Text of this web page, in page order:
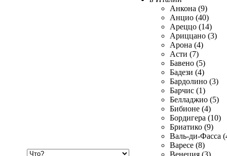
Анкона (9)
Анцио (40)
Ареццо (14)
Ариццано (3)
Арона (4)
Асти (7)
Бавено (5)
Бадези (4)
Бардолино (3)
Барчис (1)
Белладжио (5)
Бибионе (4)
Бордигера (10)
Бриатико (9)
Валь-ди-Фасса
Варесе (8)
Венеция (3)